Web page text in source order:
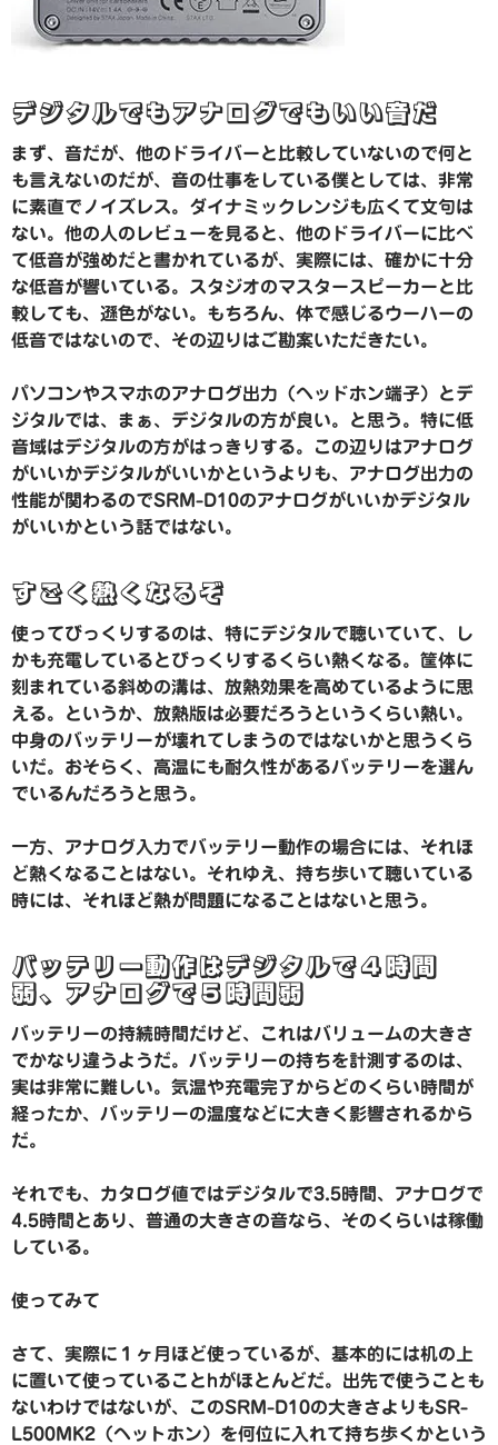
デジタルでもアナログでもいい音だ
まず、音だが、他のドライバーと比較していないので何と
も言えないのだが、音の仕事をしている僕としては、非常
に素直でノイズレス。ダイナミックレンジも広くて文句は
ない。他の人のレビューを見ると、他のドライバーに比べ
て低音が強めだと書かれているが、実際には、確かに十分
な低音が響いている。スタジオのマスタースピーカーと比
較しても、遜色がない。もちろん、体で感じるウーハーの
低音ではないので、その辺りはご勘案いただきたい。
パソコンやスマホのアナログ出力（ヘッドホン端子）とデ
ジタルでは、まぁ、デジタルの方が良い。と思う。特に低
音域はデジタルの方がはっきりする。この辺りはアナログ
がいいかデジタルがいいかというよりも、アナログ出力の
性能が関わるのでSRM-D10のアナログがいいかデジタル
がいいかという話ではない。
すごく熱くなるぞ
使ってびっくりするのは、特にデジタルで聴いていて、し
かも充電しているとびっくりするくらい熱くなる。筐体に
刻まれている斜めの溝は、放熱効果を高めているように思
える。というか、放熱版は必要だろうというくらい熱い。
中身のバッテリーが壊れてしまうのではないかと思うくら
いだ。おそらく、高温にも耐久性があるバッテリーを選ん
でいるんだろうと思う。
一方、アナログ入力でバッテリー動作の場合には、それほ
ど熱くなることはない。それゆえ、持ち歩いて聴いている
時には、それほど熱が問題になることはないと思う。
バッテリー動作はデジタルで４時間
弱、アナログで５時間弱
バッテリーの持続時間だけど、これはバリュームの大きさ
でかなり違うようだ。バッテリーの持ちを計測するのは、
実は非常に難しい。気温や充電完了からどのくらい時間が
経ったか、バッテリーの温度などに大きく影響されるから
だ。
それでも、カタログ値ではデジタルで3.5時間、アナログで
4.5時間とあり、普通の大きさの音なら、そのくらいは稼働
している。
使ってみて
さて、実際に１ヶ月ほど使っているが、基本的には机の上
に置いて使っていることhがほとんどだ。出先で使うことも
ないわけではないが、このSRM-D10の大きさよりもSR-
L500MK2（ヘットホン）を何位に入れて持ち歩くかという